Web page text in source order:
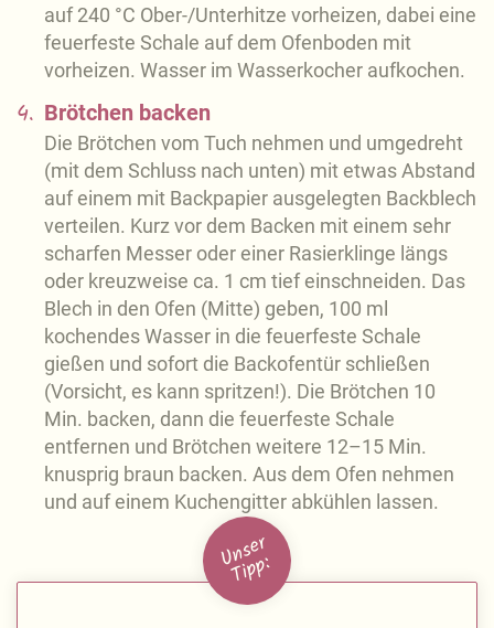
auf 240 °C Ober-/Unterhitze vorheizen, dabei eine
feuerfeste Schale auf dem Ofenboden mit
vorheizen. Wasser im Wasserkocher aufkochen.
4. Brötchen backen
Die Brötchen vom Tuch nehmen und umgedreht
(mit dem Schluss nach unten) mit etwas Abstand
auf einem mit Backpapier ausgelegten Backblech
verteilen. Kurz vor dem Backen mit einem sehr
scharfen Messer oder einer Rasierklinge längs
oder kreuzweise ca. 1 cm tief einschneiden. Das
Blech in den Ofen (Mitte) geben, 100 ml
kochendes Wasser in die feuerfeste Schale
gießen und sofort die Backofentür schließen
(Vorsicht, es kann spritzen!). Die Brötchen 10
Min. backen, dann die feuerfeste Schale
entfernen und Brötchen weitere 12–15 Min.
knusprig braun backen. Aus dem Ofen nehmen
und auf einem Kuchengitter abkühlen lassen.
U
n
s
e
r
Ti
p
p: